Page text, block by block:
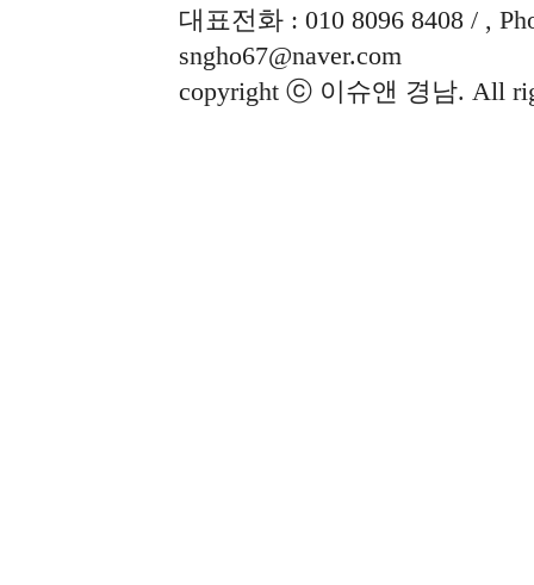
대표전화 : 010 8096 8408 / ,
sngho67@naver.com
copyright ⓒ 이슈앤 경남. All